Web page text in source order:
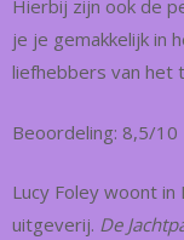
Hierbij zijn ook de
je je gemakkelijk in
liefhebbers van het
Beoordeling: 8,5/10
Lucy Foley woont
uitgeverij. De